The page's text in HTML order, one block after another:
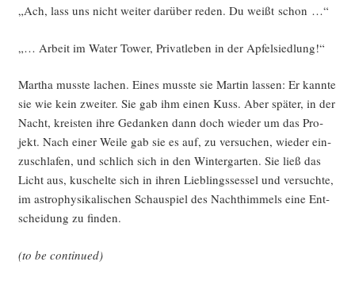
„Ach, lass uns nicht wei­ter dar­über reden. Du weißt schon …“
„… Arbeit im Water Tower, Pri­vat­le­ben in der Apfelsiedlung!“
Mar­tha muss­te lachen. Eines muss­te sie Mar­tin las­sen: Er kann­te
sie wie kein zwei­ter. Sie gab ihm einen Kuss. Aber spä­ter, in der
Nacht, kreis­ten ihre Gedan­ken dann doch wie­der um das Pro­
jekt. Nach einer Wei­le gab sie es auf, zu ver­su­chen, wie­der ein­
zu­schla­fen, und schlich sich in den Win­ter­gar­ten. Sie ließ das
Licht aus, kuschel­te sich in ihren Lieb­lings­ses­sel und ver­such­te,
im astro­phy­si­ka­li­schen Schau­spiel des Nacht­him­mels eine Ent­
schei­dung zu finden.
(to be continued)